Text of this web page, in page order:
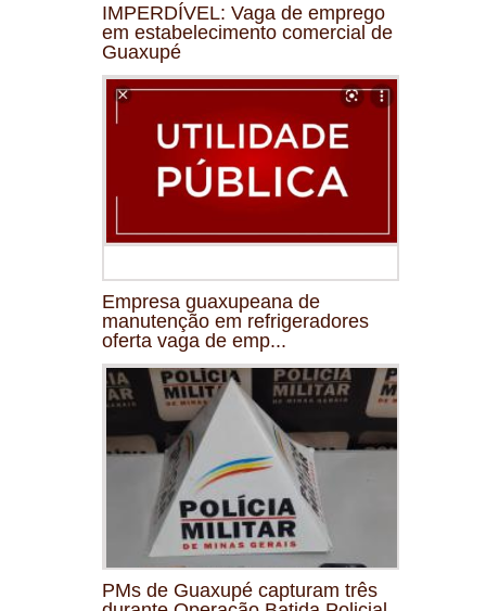
IMPERDÍVEL: Vaga de emprego
em estabelecimento comercial de
Guaxupé
Empresa guaxupeana de
manutenção em refrigeradores
oferta vaga de emp...
PMs de Guaxupé capturam três